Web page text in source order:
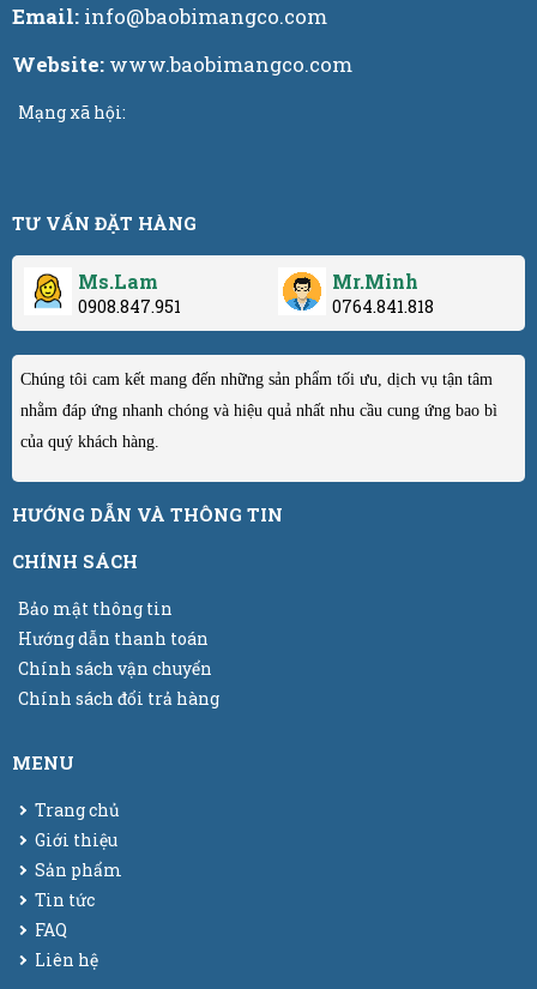
Email: info@baobimangco.com
Website: www.baobimangco.com
Mạng xã hội:
TƯ VẤN ĐẶT HÀNG
Ms.Lam
0908.847.951
Mr.Minh
0764.841.818
Chúng tôi cam kết mang đến những sản phẩm tối ưu, dịch vụ tận tâm
nhằm đáp ứng nhanh chóng và hiệu quả nhất nhu cầu cung ứng bao bì
của quý khách hàng.
HƯỚNG DẪN VÀ THÔNG TIN
CHÍNH SÁCH
Bảo mật thông tin
Hướng dẫn thanh toán
Chính sách vận chuyển
Chính sách đổi trả hàng
MENU
Trang chủ
Giới thiệu
Sản phẩm
Tin tức
FAQ
Liên hệ